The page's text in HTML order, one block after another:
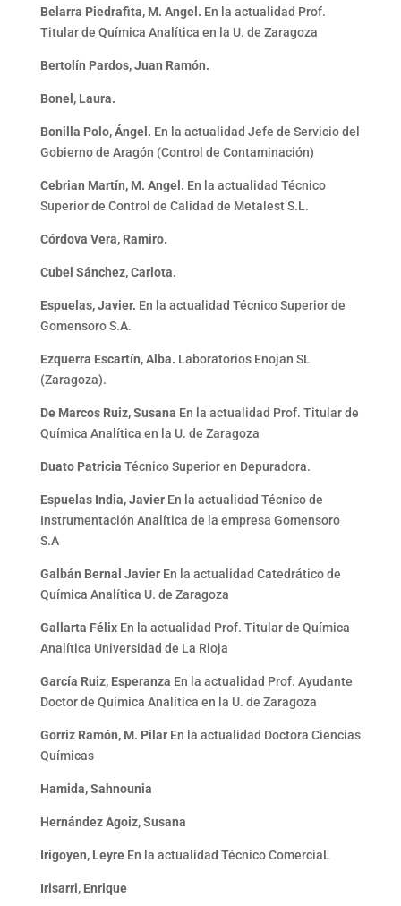
Belarra Piedrafita, M. Angel. En la actualidad Prof.
Titular de Química Analítica en la U. de Zaragoza
Bertolín Pardos, Juan Ramón.
Bonel, Laura.
Bonilla Polo, Ángel. En la actualidad Jefe de Servicio del
Gobierno de Aragón (Control de Contaminación)
Cebrian Martín, M. Angel. En la actualidad Técnico
Superior de Control de Calidad de Metalest S.L.
Córdova Vera, Ramiro.
Cubel Sánchez, Carlota.
Espuelas, Javier. En la actualidad Técnico Superior de
Gomensoro S.A.
Ezquerra Escartín, Alba. Laboratorios Enojan SL
(Zaragoza).
De Marcos Ruiz, Susana En la actualidad Prof. Titular de
Química Analítica en la U. de Zaragoza
Duato Patricia Técnico Superior en Depuradora.
Espuelas India, JavierEn la actualidad Técnico de
Instrumentación Analítica de la empresa Gomensoro
S.A
Galbán Bernal JavierEn la actualidad Catedrático de
Química Analítica U. de Zaragoza
Gallarta FélixEn la actualidad Prof. Titular de Química
Analítica Universidad de La Rioja
García Ruiz, Esperanza En la actualidad Prof. Ayudante
Doctor de Química Analítica en la U. de Zaragoza
Gorriz Ramón, M. PilarEn la actualidad Doctora Ciencias
Químicas
Hamida, Sahnounia
Hernández Agoiz, Susana
Irigoyen, LeyreEn la actualidad Técnico ComerciaL
Irisarri, Enrique